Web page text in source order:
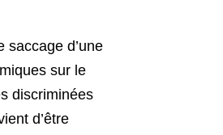
saccage d’une
sur le
discriminées
d’être